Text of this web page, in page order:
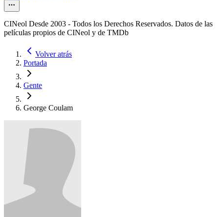
CINeol Desde 2003 - Todos los Derechos Reservados. Datos de las
películas propios de CINeol y de TMDb
Volver atrás
Portada
Gente
George Coulam